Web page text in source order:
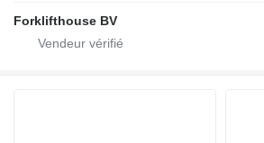
Forklifthouse BV